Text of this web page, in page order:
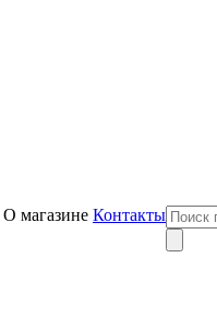
О магазине Контакты